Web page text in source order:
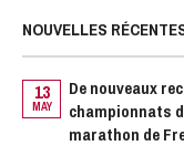
NOUVELLES
13
MAY
De nouveaux
championnats
marathon de